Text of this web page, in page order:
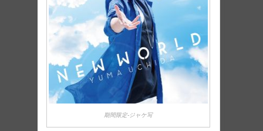
期間限定-ジャケ写